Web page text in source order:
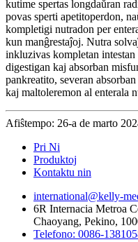
kutime spertas longdaŭran
povas sperti apetitoperdon,
kompletigi nutradon per
kun manĝrestaĵoj. Nutra
inkluzivas kompletan
digestigan kaj absorban
pankreatito, severan
kaj maltoleremon al enterala
Afiŝtempo: 26-a de marto
Pri Ni
Produktoj
Kontaktu nin
international@kelly-
6R Internacia Metroa
Chaoyang, Pekino,
Telefono: 0086-